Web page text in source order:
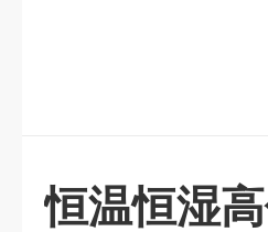
恒温恒湿